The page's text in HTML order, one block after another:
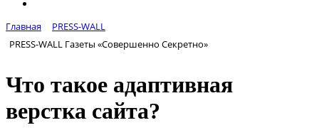
Главная
PRESS-WALL
PRESS-WALL Газеты «Совершенно Секретно»
Что такое адаптивная
верстка сайта?